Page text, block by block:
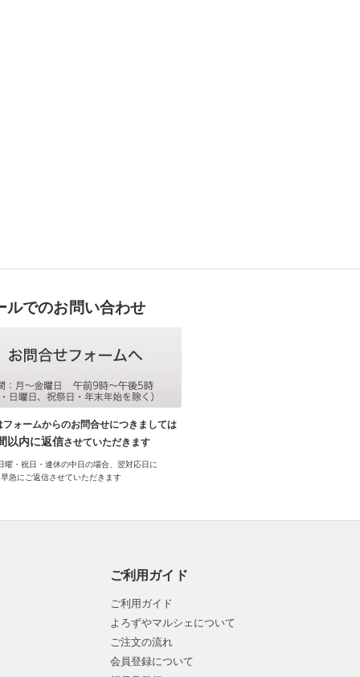
ルでのお問い合わせ
フォームからのお問合せにつきましては
以内に返信させていただきます
・祝日・連休の中日の場合、翌対応日に
早急にご返信させていただきます
ご利用ガイド
ご利用ガイド
よろずやマルシェについて
ご注文の流れ
会員登録について